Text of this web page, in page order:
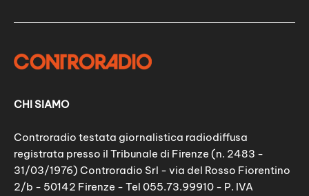
CHI SIAMO
Controradio testata giornalistica radiodiffusa
registrata presso il Tribunale di Firenze (n. 2483 -
31/03/1976) Controradio Srl - via del Rosso Fiorentino
2/b - 50142 Firenze - Tel 055.73.99910 - P. IVA